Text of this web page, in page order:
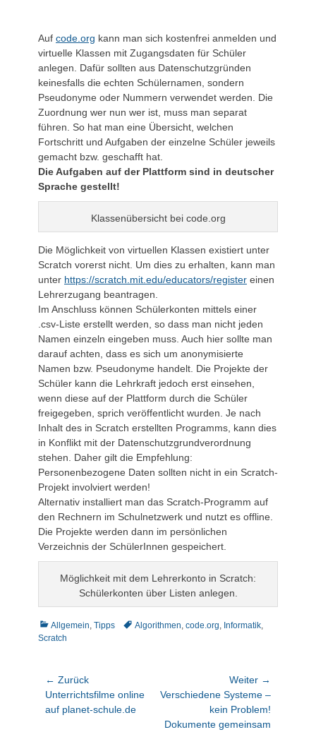
Auf code.org kann man sich kostenfrei anmelden und
virtuelle Klassen mit Zugangsdaten für Schüler
anlegen. Dafür sollten aus Datenschutzgründen
keinesfalls die echten Schülernamen, sondern
Pseudonyme oder Nummern verwendet werden. Die
Zuordnung wer nun wer ist, muss man separat
führen. So hat man eine Übersicht, welchen
Fortschritt und Aufgaben der einzelne Schüler jeweils
gemacht bzw. geschafft hat.
Die Aufgaben auf der Plattform sind in deutscher
Sprache gestellt!
Klassenübersicht bei code.org
Die Möglichkeit von virtuellen Klassen existiert unter
Scratch vorerst nicht. Um dies zu erhalten, kann man
unter https://scratch.mit.edu/educators/register einen
Lehrerzugang beantragen.
Im Anschluss können Schülerkonten mittels einer
.csv-Liste erstellt werden, so dass man nicht jeden
Namen einzeln eingeben muss. Auch hier sollte man
darauf achten, dass es sich um anonymisierte
Namen bzw. Pseudonyme handelt. Die Projekte der
Schüler kann die Lehrkraft jedoch erst einsehen,
wenn diese auf der Plattform durch die Schüler
freigegeben, sprich veröffentlicht wurden. Je nach
Inhalt des in Scratch erstellten Programms, kann dies
in Konflikt mit der Datenschutzgrundverordnung
stehen. Daher gilt die Empfehlung:
Personenbezogene Daten sollten nicht in ein Scratch-
Projekt involviert werden!
Alternativ installiert man das Scratch-Programm auf
den Rechnern im Schulnetzwerk und nutzt es offline.
Die Projekte werden dann im persönlichen
Verzeichnis der SchülerInnen gespeichert.
Möglichkeit mit dem Lehrerkonto in Scratch:
Schülerkonten über Listen anlegen.
Kategorien
Allgemein, Tipps Schlagworte
Algorithmen, code.org, Informatik,
Scratch
Beitragsnavigation
← Zurück
Vorheriger
Beitrag:
Unterrichtsfilme online
auf planet-schule.de
Weiter →
Nächster
Verschiedene Systeme –
kein Problem!
Dokumente gemeinsam